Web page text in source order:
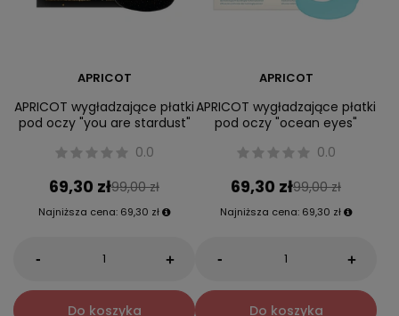
APRICOT
APRICOT wygładzające płatki
pod oczy "you are stardust"
0.0
69,30 zł99,00 zł
Najniższa cena: 69,30 zł
- +
Do koszyka
APRICOT
APRICOT wygładzające płatki
pod oczy "ocean eyes"
0.0
69,30 zł99,00 zł
Najniższa cena: 69,30 zł
- +
Do koszyka